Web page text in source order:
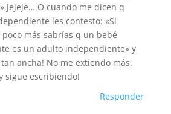
Jejeje… O cuando me dicen q
les contesto: «Si
más sabrías q un bebé
es un adulto independiente» y
ancha! No me extiendo más.
sigue escribiendo!
Responder